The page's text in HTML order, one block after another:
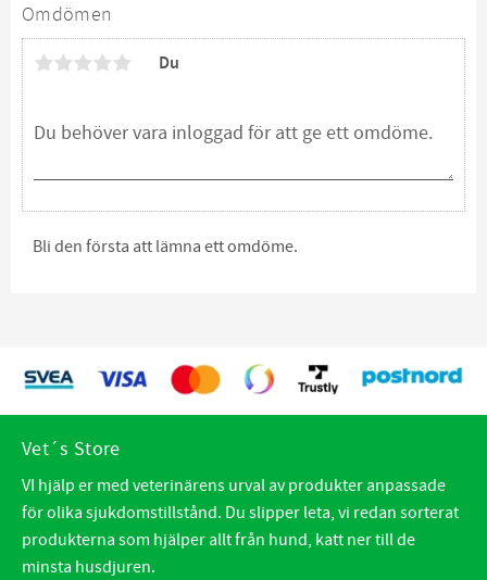
Omdömen
Du
Bli den första att lämna ett omdöme.
Vet´s Store
VI hjälp er med veterinärens urval av produkter anpassade
för olika sjukdomstillstånd. Du slipper leta, vi redan sorterat
produkterna som hjälper allt från hund, katt ner till de
minsta husdjuren.